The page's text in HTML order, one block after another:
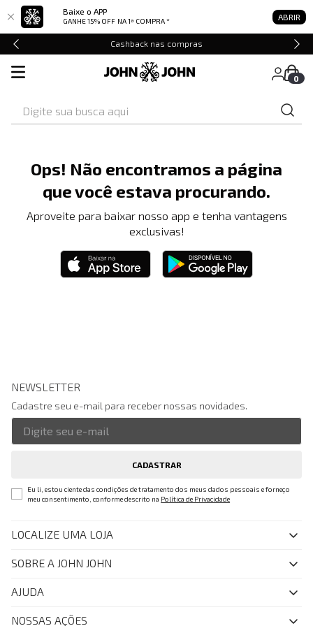
Baixe o APP
GANHE 15% OFF NA 1ª COMPRA * ABRIR
Cashback nas compras
0
Ops! Não encontramos a página
que você estava procurando.
Aproveite para baixar nosso app e tenha vantagens
exclusivas!
NEWSLETTER
Cadastre seu e-mail para receber nossas novidades.
CADASTRAR
Eu li, estou ciente das condições de tratamento dos meus dados pessoais e forneço
meu consentimento, conforme descrito na Política de Privacidade
LOCALIZE UMA LOJA
SOBRE A JOHN JOHN
Quem Somos
AJUDA
FAQ
NOSSAS AÇÕES